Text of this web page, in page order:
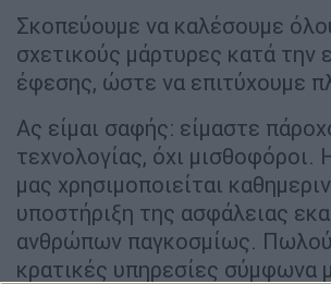
Σκοπεύουμε να καλέσουμε
σχετικούς μάρτυρες κατά την
έφεσης, ώστε να επιτύχουμε
Ας είμαι σαφής: είμαστε
τεχνολογίας, όχι μισθοφόροι.
μας χρησιμοποιείται
υποστήριξη της ασφάλειας
ανθρώπων παγκοσμίως.
κρατικές υπηρεσίες σύμφωνα